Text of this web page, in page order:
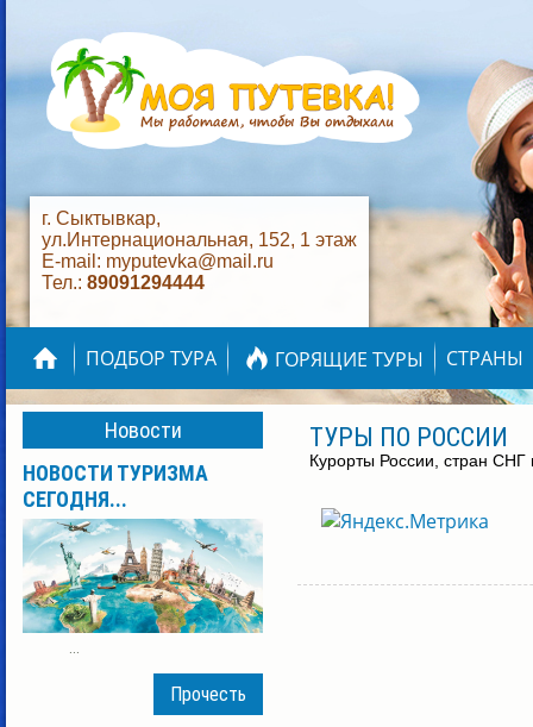
г. Сыктывкар,
ул.Интернациональная, 152, 1 этаж
E-mail: myputevka@mail.ru
Тел.: 89091294444
ПОДБОР ТУРА ГОРЯЩИЕ ТУРЫ СТРАНЫ
Новости
НОВОСТИ ТУРИЗМА
СЕГОДНЯ...
Прочесть
ТУРЫ ПО РОССИИ
Курорты России, стран СНГ